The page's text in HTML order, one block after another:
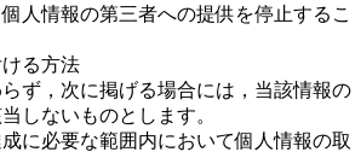
人情報の第三者への提供を停止するこ
る方法
ず，次に掲げる場合には，当該情報の
しないものとします。
に必要な範囲内において個人情報の取